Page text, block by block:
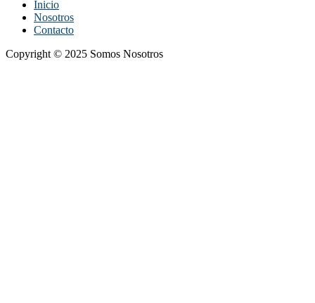
Inicio
Nosotros
Contacto
Copyright © 2025 Somos Nosotros